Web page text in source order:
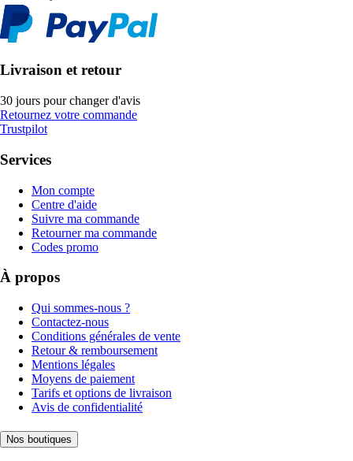
Livraison et retour
30 jours pour changer d'avis
Retournez votre commande
Trustpilot
Services
Mon compte
Centre d'aide
Suivre ma commande
Retourner ma commande
Codes promo
À propos
Qui sommes-nous ?
Contactez-nous
Conditions générales de vente
Retour & remboursement
Mentions légales
Moyens de paiement
Tarifs et options de livraison
Avis de confidentialité
Nos boutiques